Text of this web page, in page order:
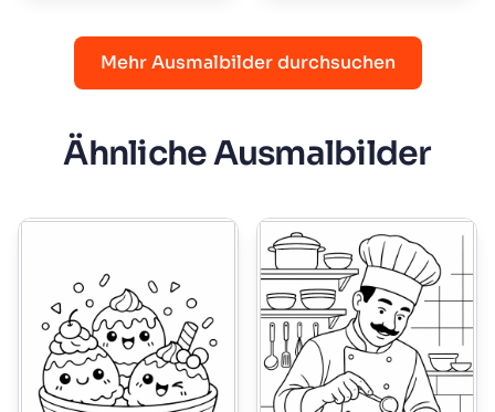
Mehr Ausmalbilder durchsuchen
Ähnliche Ausmalbilder